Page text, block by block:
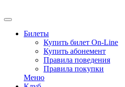
Билеты
Купить билет On-Line
Купить абонемент
Правила поведения
Правила покупки
Меню